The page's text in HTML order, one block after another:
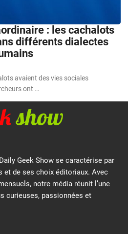
: les cachalots
différents dialectes
avaient des vies sociales
ont …
Geek Show se caractérise par
et de ses choix éditoriaux. Avec
notre média réunit l’une
curieuses, passionnées et